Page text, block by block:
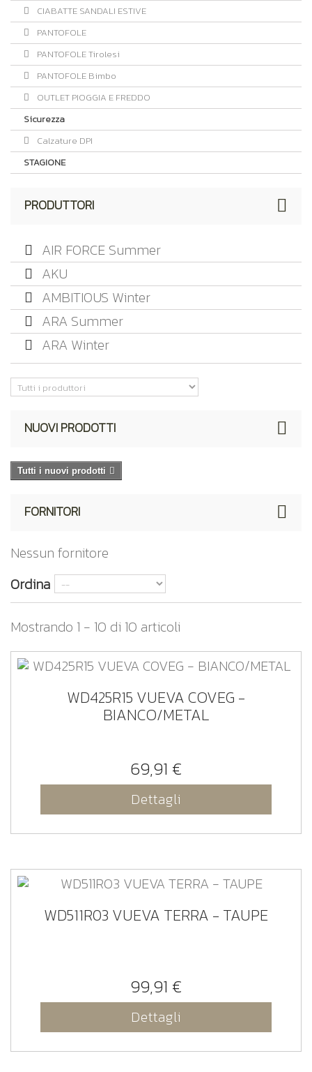
CIABATTE SANDALI ESTIVE
PANTOFOLE
PANTOFOLE Tirolesi
PANTOFOLE Bimbo
OUTLET PIOGGIA E FREDDO
Sicurezza
Calzature DPI
STAGIONE
PRODUTTORI
AIR FORCE Summer
AKU
AMBITIOUS Winter
ARA Summer
ARA Winter
NUOVI PRODOTTI
Tutti i nuovi prodotti
FORNITORI
Nessun fornitore
Ordina
Mostrando 1 - 10 di 10 articoli
WD425R15 VUEVA COVEG -
BIANCO/METAL
69,91 €
Dettagli
WD511R03 VUEVA TERRA - TAUPE
99,91 €
Dettagli